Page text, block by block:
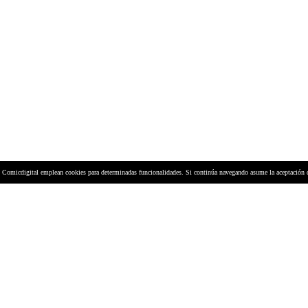
emplean cookies para determinadas funcionalidades. Si continúa navegando asume la aceptación